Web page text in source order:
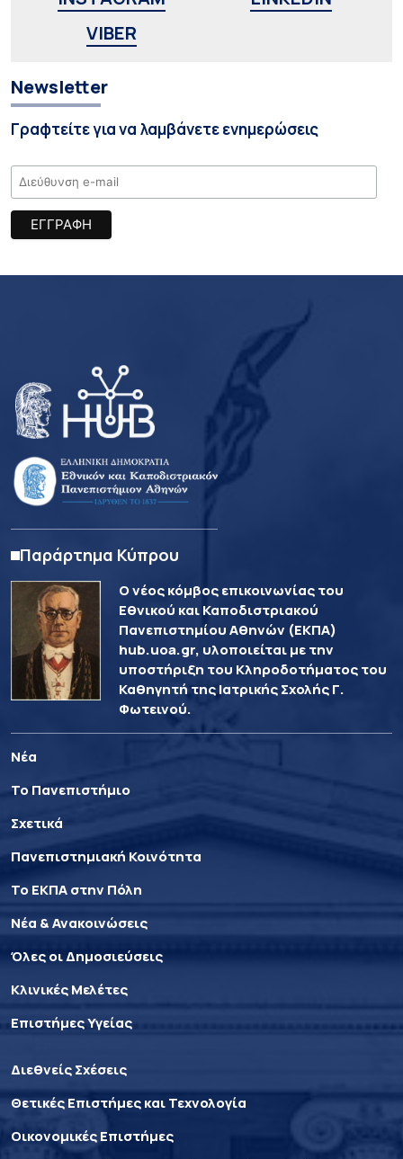
VIBER
Newsletter
Γραφτείτε για να λαμβάνετε ενημερώσεις
Παράρτημα Κύπρου
Ο νέος κόμβος επικοινωνίας του
Εθνικού και Καποδιστριακού
Πανεπιστημίου Αθηνών (ΕΚΠΑ)
hub.uoa.gr, υλοποιείται με την
υποστήριξη του Κληροδοτήματος του
Καθηγητή της Ιατρικής Σχολής Γ.
Φωτεινού.
Νέα
Το Πανεπιστήμιο
Σχετικά
Πανεπιστημιακή Κοινότητα
Το ΕΚΠΑ στην Πόλη
Νέα & Ανακοινώσεις
Όλες οι Δημοσιεύσεις
Κλινικές Μελέτες
Επιστήμες Υγείας
Διεθνείς Σχέσεις
Θετικές Επιστήμες και Τεχνολογία
Οικονομικές Επιστήμες